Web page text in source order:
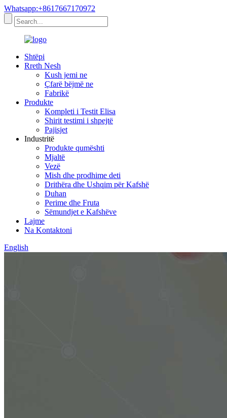
Whatsapp:+8617667170972
Shtëpi
Rreth Nesh
Kush jemi ne
Çfarë bëjmë ne
Fabrikë
Produkte
Kompleti i Testit Elisa
Shirit testimi i shpejtë
Pajisjet
Industritë
Produkte qumështi
Mjaltë
Vezë
Mish dhe prodhime deti
Drithëra dhe Ushqim për Kafshë
Duhan
Perime dhe Fruta
Sëmundjet e Kafshëve
Lajme
Na Kontaktoni
English